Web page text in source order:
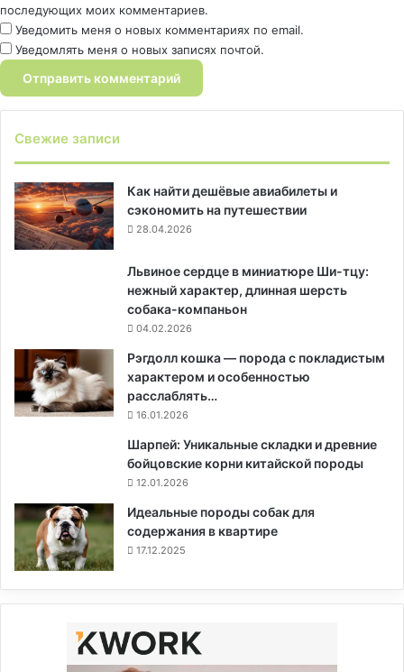
последующих моих комментариев.
Уведомить меня о новых комментариях по email.
Уведомлять меня о новых записях почтой.
Свежие записи
Как найти дешёвые авиабилеты и
сэкономить на путешествии
28.04.2026
Львиное сердце в миниатюре Ши-тцу:
нежный характер, длинная шерсть
собака-компаньон
04.02.2026
Рэгдолл кошка — порода с покладистым
характером и особенностью
расслаблять…
16.01.2026
Шарпей: Уникальные складки и древние
бойцовские корни китайской породы
12.01.2026
Идеальные породы собак для
содержания в квартире
17.12.2025